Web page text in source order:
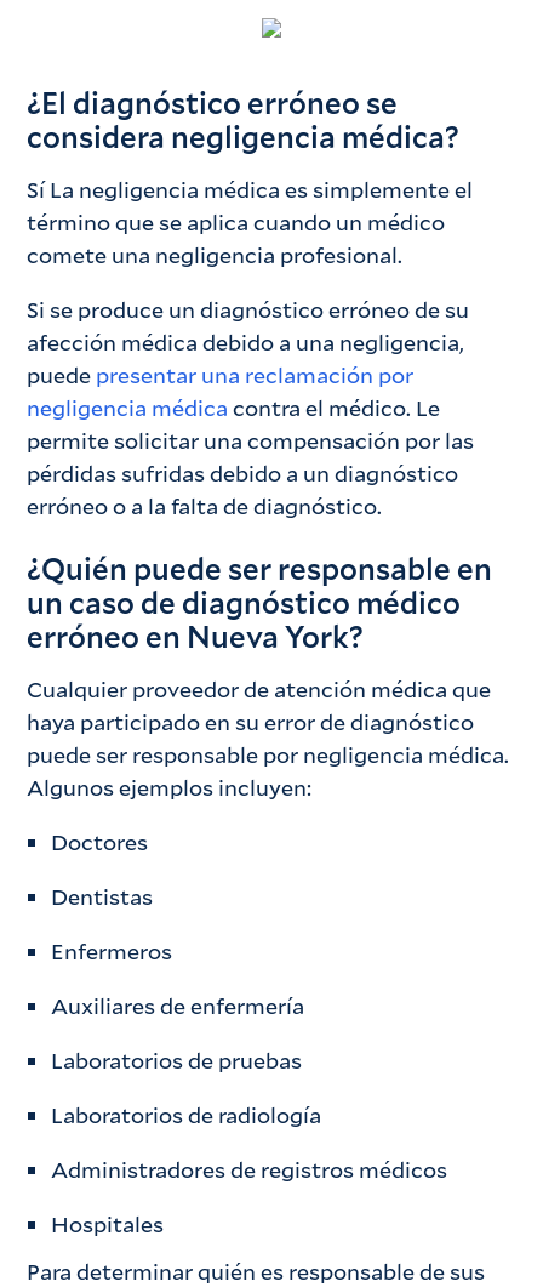
¿El diagnóstico erróneo se
considera negligencia médica?
Sí La negligencia médica es simplemente el
término que se aplica cuando un médico
comete una negligencia profesional.
Si se produce un diagnóstico erróneo de su
afección médica debido a una negligencia,
puede presentar una reclamación por
negligencia médica contra el médico. Le
permite solicitar una compensación por las
pérdidas sufridas debido a un diagnóstico
erróneo o a la falta de diagnóstico.
¿Quién puede ser responsable en
un caso de diagnóstico médico
erróneo en Nueva York?
Cualquier proveedor de atención médica que
haya participado en su error de diagnóstico
puede ser responsable por negligencia médica.
Algunos ejemplos incluyen:
Doctores
Dentistas
Enfermeros
Auxiliares de enfermería
Laboratorios de pruebas
Laboratorios de radiología
Administradores de registros médicos
Hospitales
Para determinar quién es responsable de sus